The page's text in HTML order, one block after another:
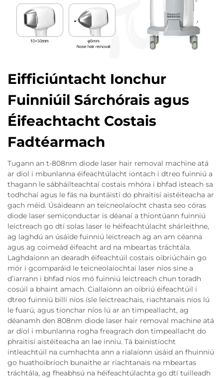
Eifficiúntacht Ionchur
Fuinniúil Sárchórais agus
Éifeachtacht Costais
Fadtéarmach
Tugann an t-808nm diode laser hair removal machine atá
ar díol i mbunlanna éifeachtúlacht iontach i dtreo fuinniú a
thagann le sábháilteachtaí costais mhóra i bhfad isteach sa
todhchaí agus le fás na buntáistí do phraitisí aistéiteacha ar
gach méid. Úsáideann an teicneolaíocht chasta seo córas
diode laser semiconductar is déanaí a thiontúann fuinniú
leictreach go dtí solas laser le héifeachtúlacht shárleithne,
ag laghdú an úsáide fuinniú leictreach ag an am céanna
agus ag coimeád éifeacht ard na mbeartas tráchtála.
Laghdaíonn an dearadh éifeachtúil costais oibriúcháin go
mór i gcomparáid le teicneolaíochtaí laser níos sine a
d’iarrann i bhfad níos mó fuinniú leictreach chun toradh
cosúil a bhaint amach. Ciallaíonn an oibriú éifeachtúil i
dtreo fuinniú billí níos ísle leictreachais, riachtanais níos lú
le fuarú, agus tionchar níos lú ar an timpeallacht, ag
déanamh den 808nm diode laser hair removal machine atá
ar díol i mbunlanna rogha freagrach don timpeallacht do
phraitisí aistéiteacha an lae inniu. Tá bainistíocht
intleachtúil na cumhachta ann a rialaíonn úsáid an fhuinniú
go huathoibríoch bunaithe ar riachtanais na mbeartas
tráchtála, ag fheabhsú na héifeachtúlachta go dtí tuilleadh